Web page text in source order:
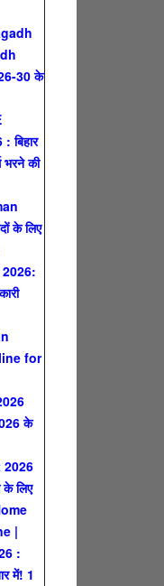
30 के
भरने की
के लिए
for
के
2026
लिए
|
:
में! 1